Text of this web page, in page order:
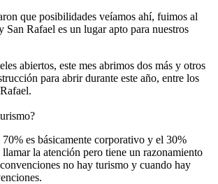
que posibilidades veíamos ahí, fuimos al
San Rafael es un lugar apto para nuestros
abiertos, este mes abrimos dos más y otros
para abrir durante este año, entre los
es básicamente corporativo y el 30%
la atención pero tiene un razonamiento
no hay turismo y cuando hay